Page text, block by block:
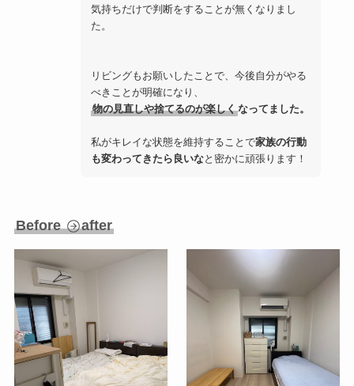
気持ちだけで判断をすることが無くなりまし
た。
リビングもお願いしたことで、今後自分がやる
べきことが明確になり、
物の見直しや捨てるのが楽しくなってました。
私がキレイな状態を維持することで家族の行動
も変わってきたら良いなと密かに頑張ります！
Before after